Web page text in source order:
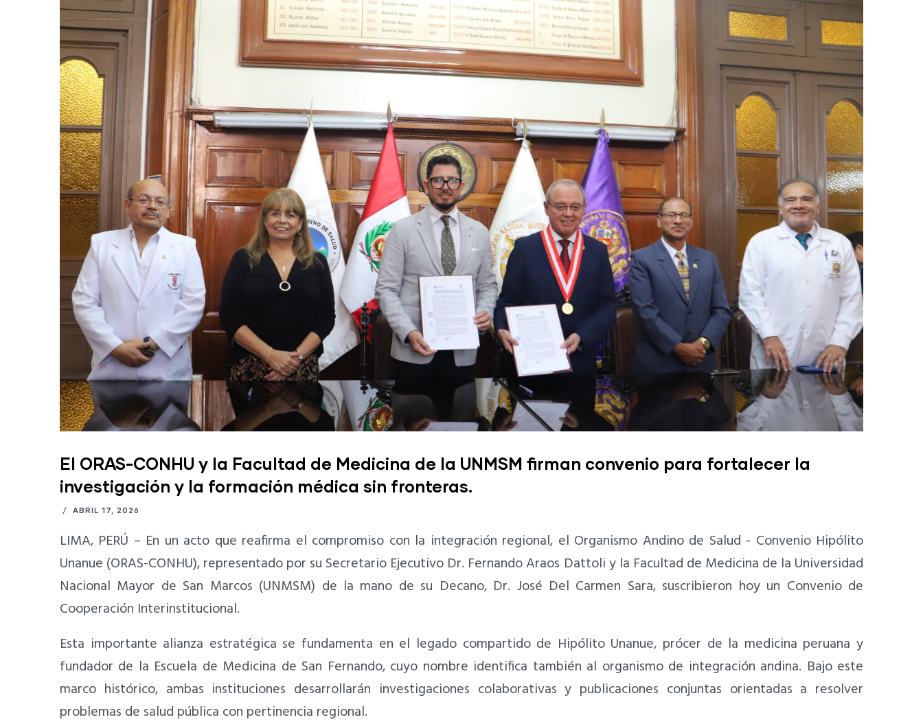
El ORAS-CONHU y la Facultad de Medicina de la UNMSM firman convenio para fortalecer la
investigación y la formación médica sin fronteras.
/ ABRIL 17, 2026
LIMA, PERÚ – En un acto que reafirma el compromiso con la integración regional, el Organismo Andino de Salud - Convenio Hipólito
Unanue (ORAS-CONHU), representado por su Secretario Ejecutivo Dr. Fernando Araos Dattoli y la Facultad de Medicina de la Universidad
Nacional Mayor de San Marcos (UNMSM) de la mano de su Decano, Dr. José Del Carmen Sara, suscribieron hoy un Convenio de
Cooperación Interinstitucional.
Esta importante alianza estratégica se fundamenta en el legado compartido de Hipólito Unanue, prócer de la medicina peruana y
fundador de la Escuela de Medicina de San Fernando, cuyo nombre identifica también al organismo de integración andina. Bajo este
marco histórico, ambas instituciones desarrollarán investigaciones colaborativas y publicaciones conjuntas orientadas a resolver
problemas de salud pública con pertinencia regional.